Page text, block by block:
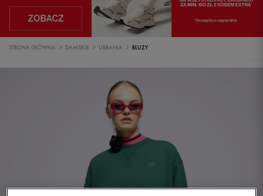
STRONA GŁÓWNA DAMSKIE UBRANIA BLUZY